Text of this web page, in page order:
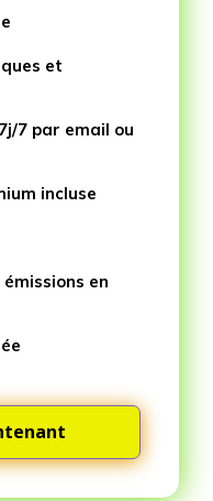
et
7 par email ou
incluse
en